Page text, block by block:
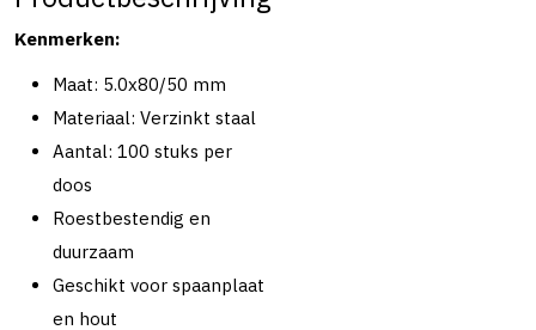
Kenmerken:
Maat: 5.0x80/50 mm
Materiaal: Verzinkt staal
Aantal: 100 stuks per
doos
Roestbestendig en
duurzaam
Geschikt voor spaanplaat
en hout